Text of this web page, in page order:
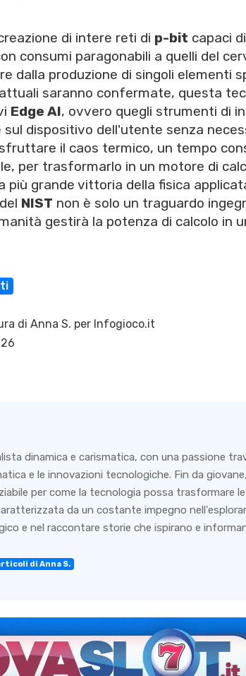
di intere reti di p-bit capaci
consumi paragonabili a quelli del
dalla produzione di singoli elementi
saranno confermate, questa
Edge AI, ovvero quegli strumenti di
dispositivo dell'utente senza
il caos termico, un tempo
per trasformarlo in un motore di
più grande vittoria della fisica
NIST non è solo un traguardo
gestirà la potenza di calcolo in
di Anna S. per Infogioco.it
dinamica e carismatica, con una passione
e le innovazioni tecnologiche. Fin da
per come la tecnologia possa trasformare
da un costante impegno
e nel raccontare storie che ispirano e
di Anna S.